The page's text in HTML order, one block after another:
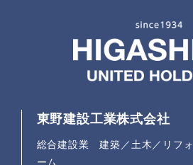
東野建設工業株式会社
総合建設業 建築／土木／リフォ
ーム